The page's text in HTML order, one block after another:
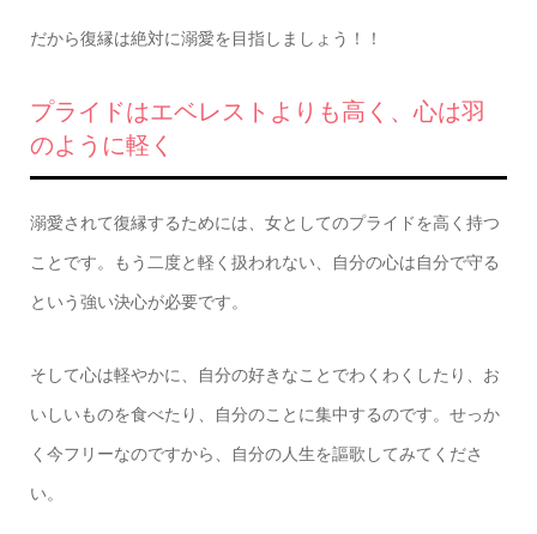
だから復縁は絶対に溺愛を目指しましょう！！
プライドはエベレストよりも高く、心は羽
のように軽く
溺愛されて復縁するためには、女としてのプライドを高く持つ
ことです。もう二度と軽く扱われない、自分の心は自分で守る
という強い決心が必要です。
そして心は軽やかに、自分の好きなことでわくわくしたり、お
いしいものを食べたり、自分のことに集中するのです。せっか
く今フリーなのですから、自分の人生を謳歌してみてくださ
い。